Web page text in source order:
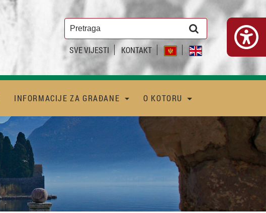
SVE VIJESTI KONTAKT
INFORMACIJE ZA GRAĐANE O KOTORU